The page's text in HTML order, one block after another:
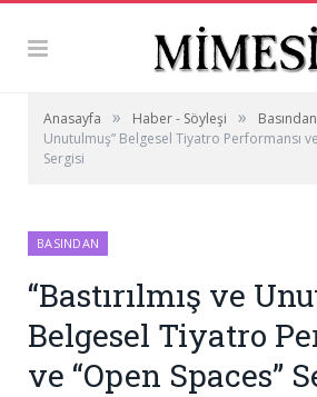
Anasayfa » Haber - Söyleşi » Basından
Unutulmuş” Belgesel Tiyatro Performansı
Sergisi
BASINDAN
“Bastırılmış ve
Belgesel Tiyatro
ve “Open Spaces”